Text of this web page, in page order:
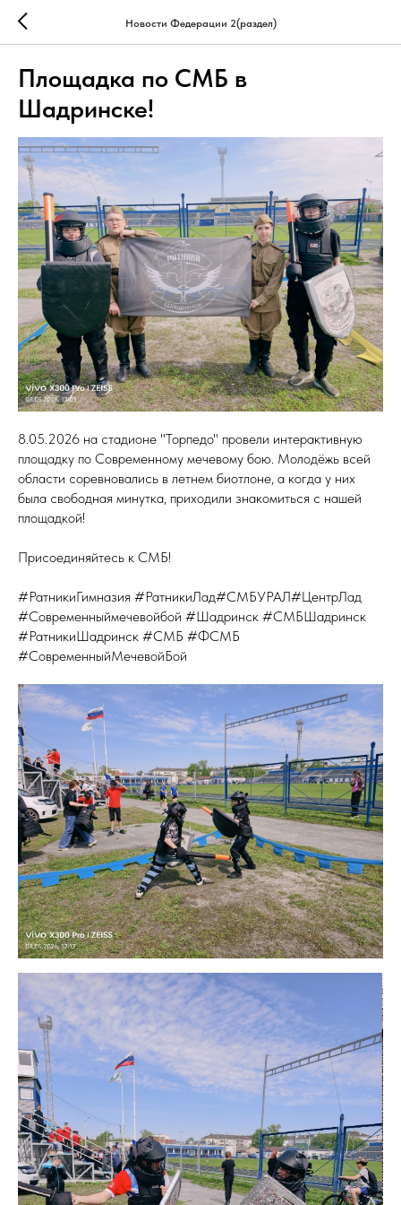
Новости Федерации 2(раздел)
Площадка по СМБ в
Шадринске!
8.05.2026 на стадионе "Торпедо" провели интерактивную
площадку по Современному мечевому бою. Молодёжь всей
области соревновались в летнем биотлоне, а когда у них
была свободная минутка, приходили знакомиться с нашей
площадкой!
Присоединяйтесь к СМБ!
#РатникиГимназия #РатникиЛад#СМБУРАЛ#ЦентрЛад
#Современныймечевойбой #Шадринск #СМБШадринск
#РатникиШадринск #СМБ #ФСМБ
#СовременныйМечевойБой